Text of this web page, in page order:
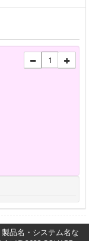
品名・システム名な